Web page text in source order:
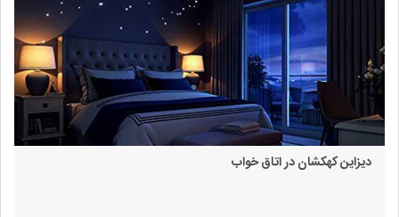
دیزاین کهکشان در اتاق خواب